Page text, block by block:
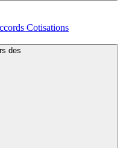
Cotisations
des